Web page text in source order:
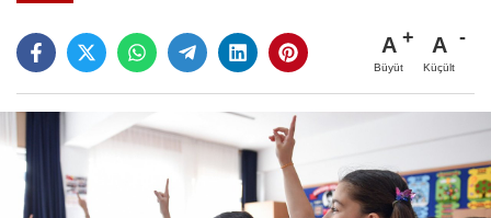
A
Büyüt
A
Küçült